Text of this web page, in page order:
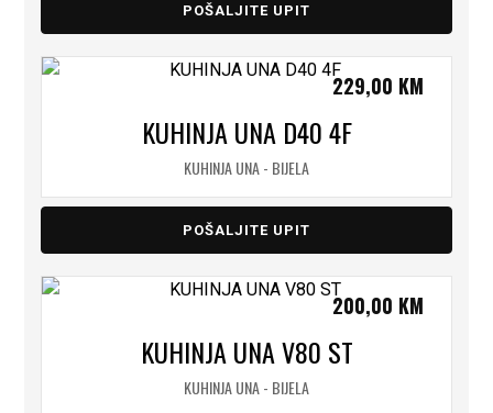
POŠALJITE UPIT
KUHINJA UNA D40 4F
KUHINJA UNA - BIJELA
229,00 KM
POŠALJITE UPIT
KUHINJA UNA V80 ST
KUHINJA UNA - BIJELA
200,00 KM